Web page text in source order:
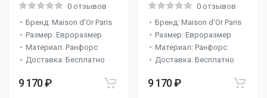
0 отзывов
Бренд: Maison d'Or Paris
Размер: Евроразмер
Материал: Ранфорс
Доставка: Бесплатно
9 170 ₽
0 отзывов
Бренд: Maison d'Or Paris
Размер: Евроразмер
Материал: Ранфорс
Доставка: Бесплатно
9 170 ₽